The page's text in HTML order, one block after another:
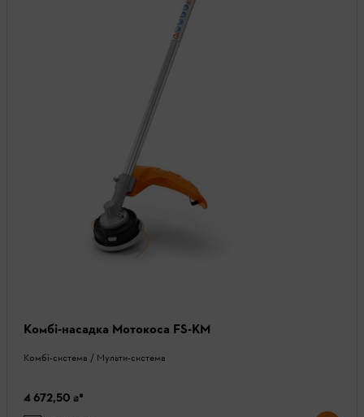
Комбі-насадка Мотокоса FS-KM
Комбі-система / Мульти-система
4 672,50 ₴*